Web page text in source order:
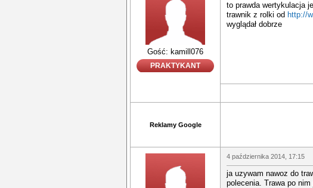
Gość: kamill076
PRAKTYKANT
to prawda wertykulacja
trawnik z rolki od http://
wyglądał dobrze
Reklamy Google
4 października 2014, 17:15
ja uzywam nawoz do
polecenia. Trawa po